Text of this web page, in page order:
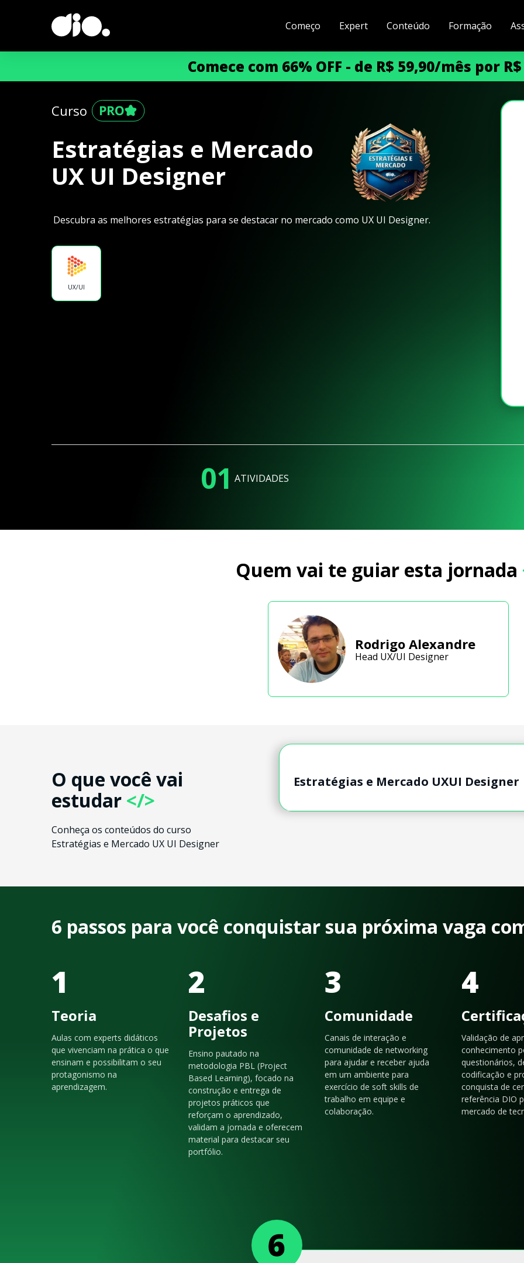
Começo Expert Conteúdo Formação
Comece com 66% OFF - de R$ 59,90/mês por
Curso
Estratégias e Mercado
UX UI Designer
Descubra as melhores estratégias para se destacar no mercado como UX UI Designer.
UX/UI
01 ATIVIDADES
Quem vai te guiar esta jornada
Rodrigo Alexandre
Head UX/UI Designer
O que você vai
estudar </>
Conheça os conteúdos do curso
Estratégias e Mercado UX UI Designer
Estratégias e Mercado UXUI Designer
6 passos para você conquistar sua próxima vaga
1
Teoria
Aulas com experts didáticos
que vivenciam na prática o que
ensinam e possibilitam o seu
protagonismo na
aprendizagem.
2
Desafios e
Projetos
Ensino pautado na
metodologia PBL (Project
Based Learning), focado na
construção e entrega de
projetos práticos que
reforçam o aprendizado,
validam a jornada e oferecem
material para destacar seu
portfólio.
3
Comunidade
Canais de interação e
comunidade de networking
para ajudar e receber ajuda
em um ambiente para
exercício de soft skills de
trabalho em equipe e
colaboração.
4
Validação de
conhecimento
questionários,
codificação e
conquista de
referência DIO
mercado de